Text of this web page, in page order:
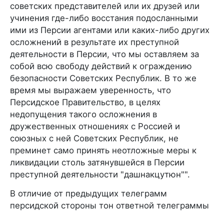
советских представителей или их друзей или
учинения где-либо восстания подосланными
ими из Персии агентами или каких-либо других
осложнений в результате их преступной
деятельности в Персии, что мы оставляем за
собой всю свободу действий к ограждению
безопасности Советских Республик. В то же
время мы выражаем уверенность, что
Персидское Правительство, в целях
недопущения такого осложнения в
дружественных отношениях с Россией и
союзных с ней Советских Республик, не
преминет само принять неотложные меры к
ликвидации столь затянувшейся в Персии
преступной деятельности "дашнакцутюн"".
В отличие от предыдущих телеграмм
персидской стороны тон ответной телеграммы